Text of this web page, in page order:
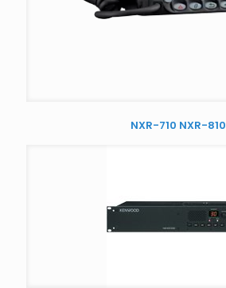
NXR-710 NXR-810